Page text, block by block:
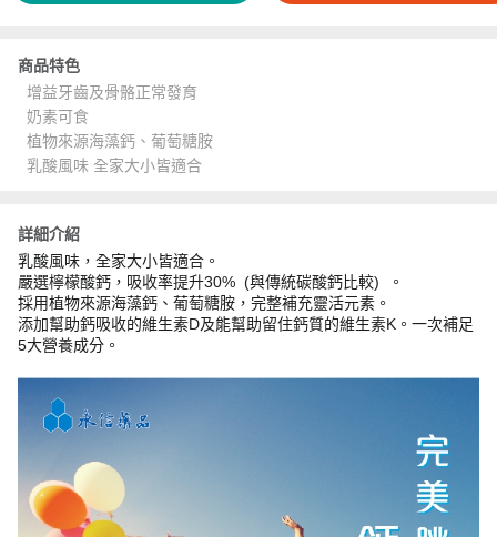
商品特色
增益牙齒及骨骼正常發育
奶素可食
植物來源海藻鈣、葡萄糖胺
乳酸風味 全家大小皆適合
詳細介紹
乳酸風味，全家大小皆適合。
嚴選檸檬酸鈣，吸收率提升30% (與傳統碳酸鈣比較) 。
採用植物來源海藻鈣、葡萄糖胺，完整補充靈活元素。
添加幫助鈣吸收的維生素D及能幫助留住鈣質的維生素K。一次補足
5大營養成分。